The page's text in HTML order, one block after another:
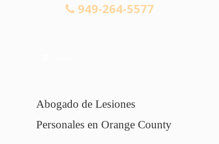
949-264-5577
Abogado de Lesiones
Personales en Orange County